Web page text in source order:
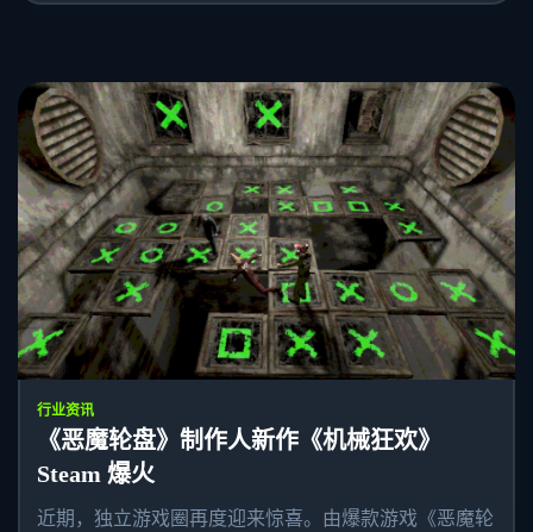
行业资讯
《恶魔轮盘》制作人新作《机械狂欢》
Steam 爆火
近期，独立游戏圈再度迎来惊喜。由爆款游戏《恶魔轮